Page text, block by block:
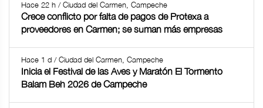
Hace 22 h / Ciudad del Carmen, Campeche
Crece conflicto por falta de pagos de Protexa a
proveedores en Carmen; se suman más empresas
Hace 1 d / Ciudad del Carmen, Campeche
Inicia el Festival de las Aves y Maratón El Tormento
Balam Beh 2026 de Campeche